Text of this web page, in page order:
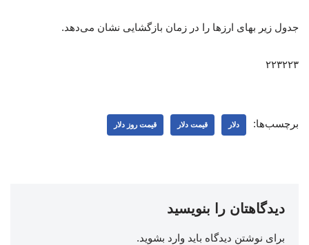
جدول زیر بهای ارزها را در زمان بازگشایی نشان می‌دهد.
۲۲۳۲۲۳
برچسب‌ها: دلار قیمت دلار قیمت روز دلار
دیدگاهتان را بنویسید
برای نوشتن دیدگاه باید وارد بشوید.